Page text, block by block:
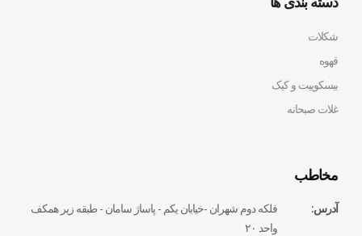
شکلات
قهوه
بیسکوییت و کیک
غلات صبحانه
مخاطب
آدرس:
فلكه دوم شهران -خيابان يكم - پاساژ سامان - طبقه زير همكف
واحد ٢٠